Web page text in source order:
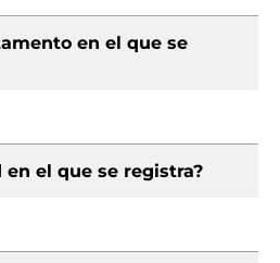
en el que se
en el que se registra?